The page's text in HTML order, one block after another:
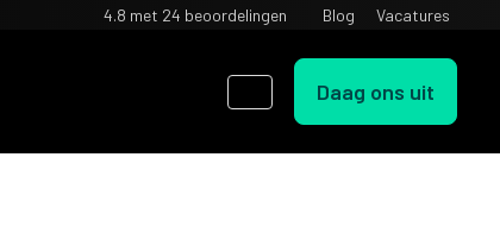
4.8 met 24 beoordelingen Blog Vacatures
Daag ons uit